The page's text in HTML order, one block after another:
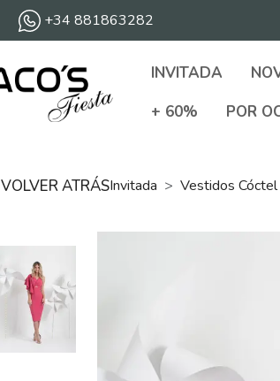
+34 881863282
INVITADA
+ 60%
POR
VOLVER ATRÁSInvitada Vestidos Cóctel